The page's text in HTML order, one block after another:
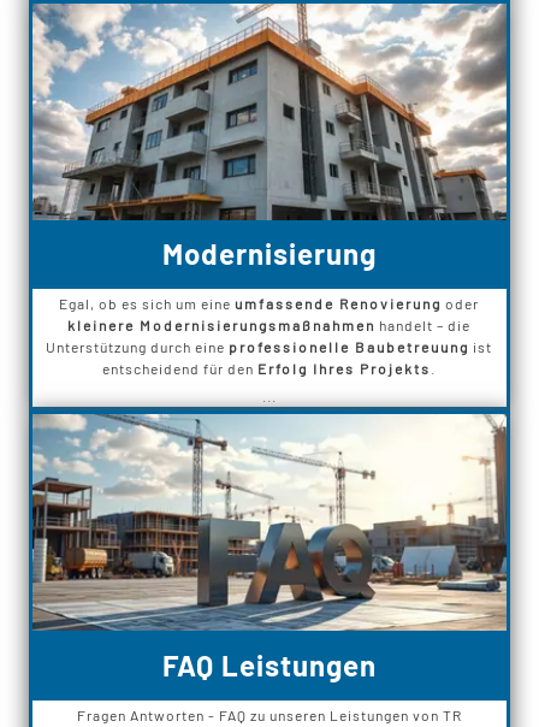
Modernisierung
Egal, ob es sich um eineumfassende Renovierung oder
kleinere Modernisierungsmaßnahmen handelt – die
Unterstützung durch eine professionelle Baubetreuung ist
entscheidend für den Erfolg Ihres Projekts
FAQ Leistungen
Fragen Antworten - FAQ zu unseren Leistungen von TR